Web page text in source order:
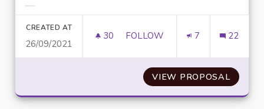
CREATED AT
26/09/2021
30 30 FOLLOWERS
FOLLOW 7 22
VIEW PROPOSALUNE